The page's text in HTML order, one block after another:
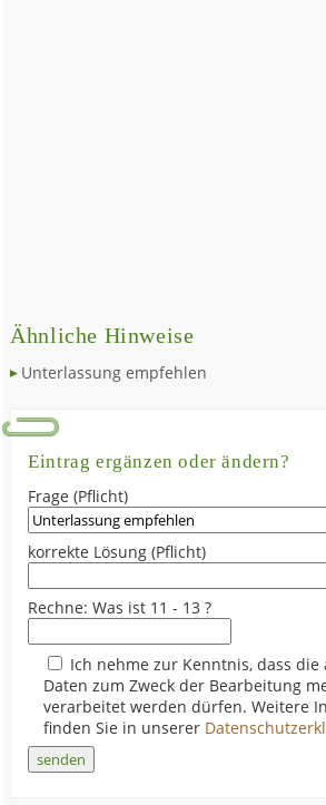
Ähnliche Hinweise
Unterlassung empfehlen
Eintrag ergänzen oder ändern?
Frage (Pflicht)
korrekte Lösung (Pflicht)
Rechne: Was ist 11 - 13 ?
Ich nehme zur Kenntnis, dass die
Daten zum Zweck der Bearbeitung
verarbeitet werden dürfen. Weitere
finden Sie in unserer